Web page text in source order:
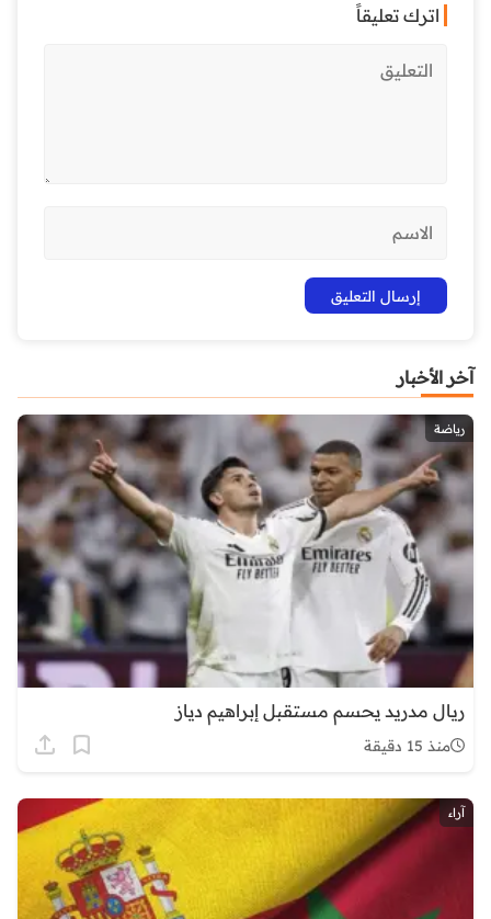
اترك تعليقاً
آخر الأخبار
رياضة
ريال مدريد يحسم مستقبل إبراهيم دياز
منذ 15 دقيقة
آراء